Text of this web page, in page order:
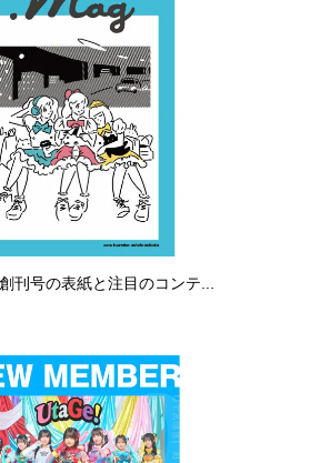
刊号の表紙と注目のコンテ...